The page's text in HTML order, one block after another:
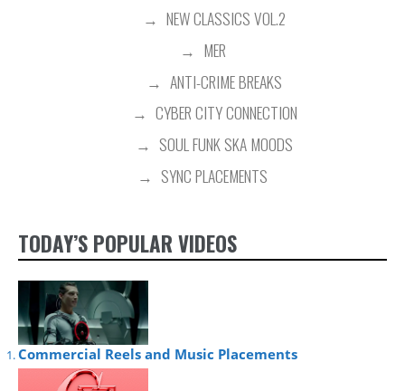
NEW CLASSICS VOL.2
MER
ANTI-CRIME BREAKS
CYBER CITY CONNECTION
SOUL FUNK SKA MOODS
SYNC PLACEMENTS
TODAY’S POPULAR VIDEOS
Commercial Reels and Music Placements